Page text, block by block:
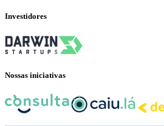
Investidores
Nossas iniciativas